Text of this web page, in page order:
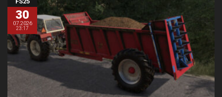
30
07.2026
23:17